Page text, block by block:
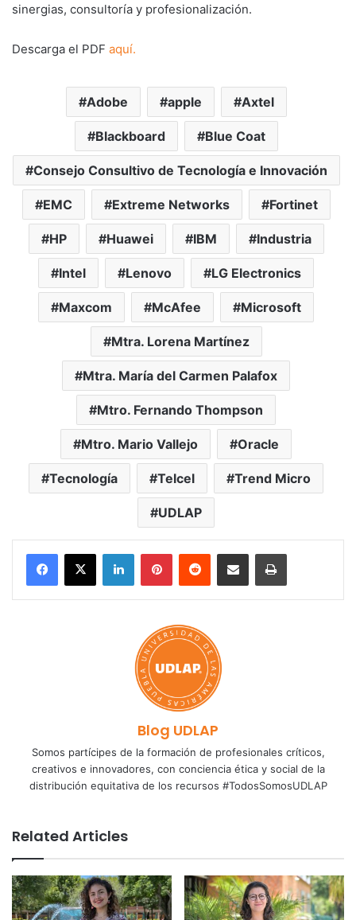
sinergias, consultoría y profesionalización.
Descarga el PDF aquí.
Adobe apple Axtel
Blackboard Blue Coat
Consejo Consultivo de Tecnología e Innovación
EMC Extreme Networks Fortinet
HP Huawei IBM Industria
Intel Lenovo LG Electronics
Maxcom McAfee Microsoft
Mtra. Lorena Martínez
Mtra. María del Carmen Palafox
Mtro. Fernando Thompson
Mtro. Mario Vallejo Oracle
Tecnología Telcel Trend Micro
UDLAP
LinkedInPinterestReddit Share via Email Print
Blog UDLAP
Somos partícipes de la formación de profesionales críticos,
creativos e innovadores, con conciencia ética y social de la
distribución equitativa de los recursos #TodosSomosUDLAP
Related Articles